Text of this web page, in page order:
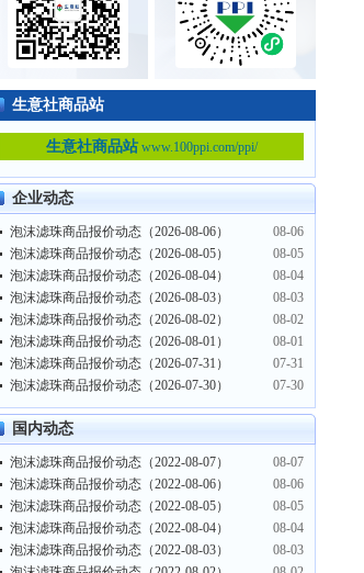
生意社商品站
生意社商品站www.100ppi.com/ppi/
企业动态
泡沫滤珠商品报价动态（2026-08-06）
08-06
泡沫滤珠商品报价动态（2026-08-05）
08-05
泡沫滤珠商品报价动态（2026-08-04）
08-04
泡沫滤珠商品报价动态（2026-08-03）
08-03
泡沫滤珠商品报价动态（2026-08-02）
08-02
泡沫滤珠商品报价动态（2026-08-01）
08-01
泡沫滤珠商品报价动态（2026-07-31）
07-31
泡沫滤珠商品报价动态（2026-07-30）
07-30
国内动态
泡沫滤珠商品报价动态（2022-08-07）
08-07
泡沫滤珠商品报价动态（2022-08-06）
08-06
泡沫滤珠商品报价动态（2022-08-05）
08-05
泡沫滤珠商品报价动态（2022-08-04）
08-04
泡沫滤珠商品报价动态（2022-08-03）
08-03